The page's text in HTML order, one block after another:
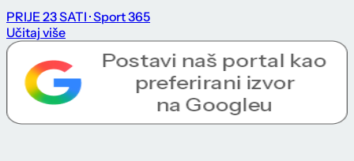
PRIJE 23 SATI · Sport 365
Učitaj više